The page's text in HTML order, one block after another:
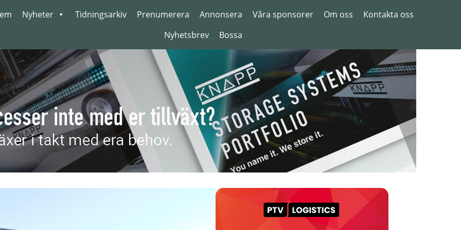
Nyheter Tidningsarkiv Prenumerera Annonsera Våra sponsorer Om oss
Kontakta oss
Nyhetsbrev
Bossa